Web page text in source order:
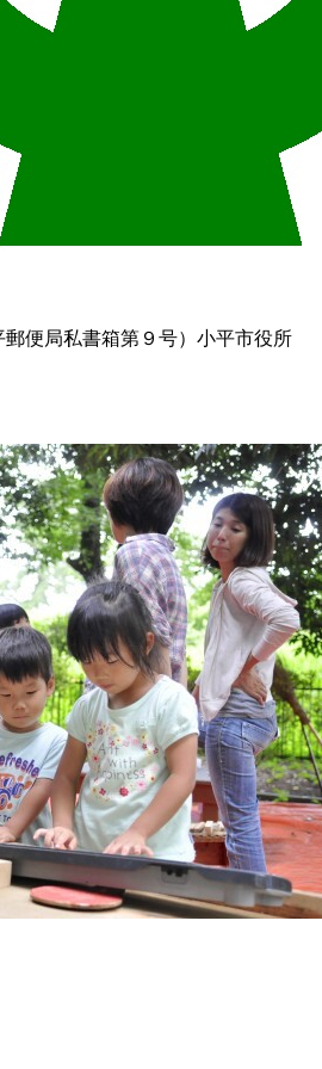
便局私書箱第９号）小平市役所